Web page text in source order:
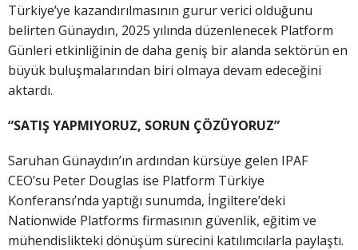
Türkiye’ye kazandırılmasının gurur verici olduğunu
belirten Günaydın, 2025 yılında düzenlenecek Platform
Günleri etkinliğinin de daha geniş bir alanda sektörün en
büyük buluşmalarından biri olmaya devam edeceğini
aktardı.
“SATIŞ YAPMIYORUZ, SORUN ÇÖZÜYORUZ”
Saruhan Günaydın’ın ardından kürsüye gelen IPAF
CEO’su Peter Douglas ise Platform Türkiye
Konferansı’nda yaptığı sunumda, İngiltere’deki
Nationwide Platforms firmasının güvenlik, eğitim ve
mühendislikteki dönüşüm sürecini katılımcılarla paylaştı.